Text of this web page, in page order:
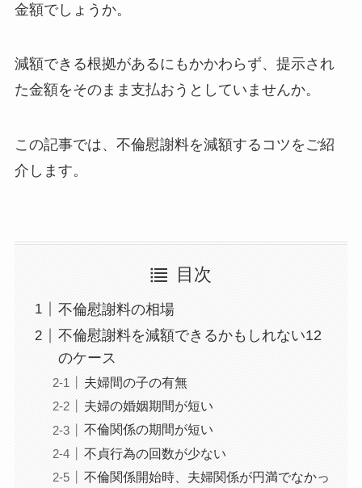
金額でしょうか。
減額できる根拠があるにもかかわらず、提示され
た金額をそのまま支払おうとしていませんか。
この記事では、不倫慰謝料を減額するコツをご紹
介します。
目次
不倫慰謝料の相場
不倫慰謝料を減額できるかもしれない12
のケース
夫婦間の子の有無
夫婦の婚姻期間が短い
不倫関係の期間が短い
不貞行為の回数が少ない
不倫関係開始時、夫婦関係が円満でなかっ